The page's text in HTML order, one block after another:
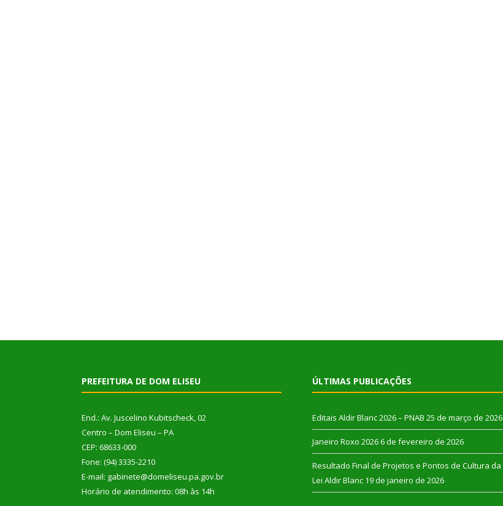
PREFEITURA DE DOM ELISEU
End.: Av. Juscelino Kubitscheck, 02
Centro – Dom Eliseu – PA
CEP: 68633-000
Fone: (94) 3335-2210
E-mail: gabinete@domeliseu.pa.gov.br
Horário de atendimento: 08h às 14h
ÚLTIMAS PUBLICAÇÕES
Editais Aldir Blanc 2026 – PNAB 25 de março de 2026
Janeiro Roxo 2026 6 de fevereiro de 2026
Resultado Final de Projetos e Pontos de Cultura da
Lei Aldir Blanc 19 de janeiro de 2026